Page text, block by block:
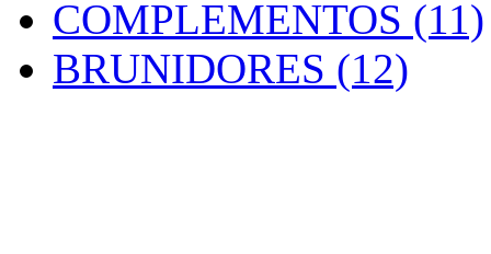
COMPLEMENTOS (11)
BRUNIDORES (12)